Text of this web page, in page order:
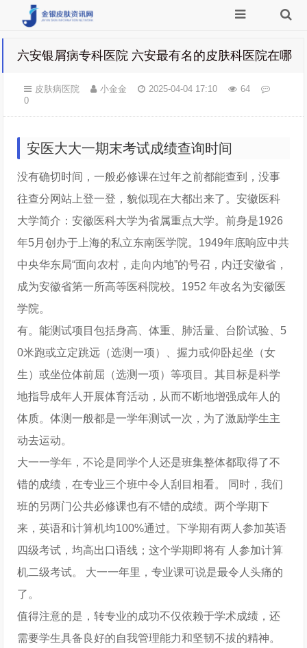
六安银屑病专科医院 六安最有名的皮肤科医院在哪
皮肤病医院 小金金 2025-04-04 17:10
64
0
安医大大一期末考试成绩查询时间
没有确切时间，一般必修课在过年之前都能查到，没事
往查分网站上登一登，貌似现在大都出来了。安徽医科
大学简介：安徽医科大学为省属重点大学。前身是1926
年5月创办于上海的私立东南医学院。1949年底响应中共
中央华东局“面向农村，走向内地”的号召，内迁安徽省，
成为安徽省第一所高等医科院校。1952 年改名为安徽医
学院。
有。能测试项目包括身高、体重、肺活量、台阶试验、5
0米跑或立定跳远（选测一项）、握力或仰卧起坐（女
生）或坐位体前屈（选测一项）等项目。其目标是科学
地指导成年人开展体育活动，从而不断地增强成年人的
体质。体测一般都是一学年测试一次，为了激励学生主
动去运动。
大一一学年，不论是同学个人还是班集整体都取得了不
错的成绩，在专业三个班中令人刮目相看。 同时，我们
班的另两门公共必修课也有不错的成绩。两个学期下
来，英语和计算机均100%通过。下学期有两人参加英语
四级考试，均高出口语线；这个学期即将有 人参加计算
机二级考试。 大一一年里，专业课可说是最令人头痛的
了。
值得注意的是，转专业的成功不仅依赖于学术成绩，还
需要学生具备良好的自我管理能力和坚韧不拔的精神。